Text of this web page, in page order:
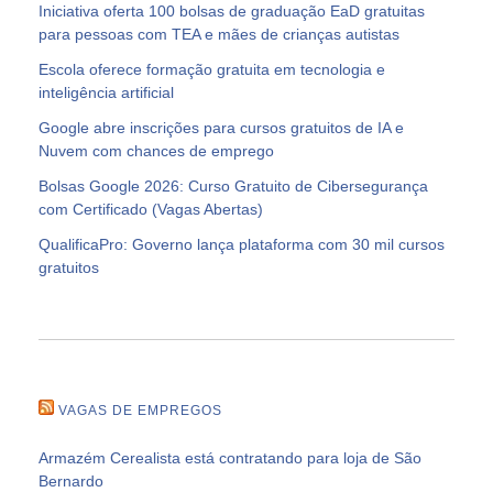
Iniciativa oferta 100 bolsas de graduação EaD gratuitas
para pessoas com TEA e mães de crianças autistas
Escola oferece formação gratuita em tecnologia e
inteligência artificial
Google abre inscrições para cursos gratuitos de IA e
Nuvem com chances de emprego
Bolsas Google 2026: Curso Gratuito de Cibersegurança
com Certificado (Vagas Abertas)
QualificaPro: Governo lança plataforma com 30 mil cursos
gratuitos
VAGAS DE EMPREGOS
Armazém Cerealista está contratando para loja de São
Bernardo